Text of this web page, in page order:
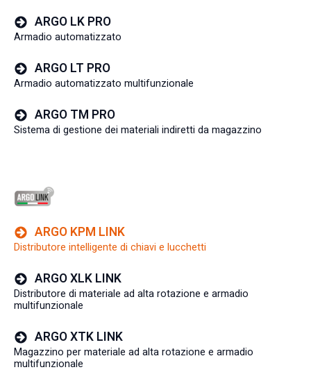
ARGO LK PRO
Armadio automatizzato
ARGO LT PRO
Armadio automatizzato multifunzionale
ARGO TM PRO
Sistema di gestione dei materiali indiretti da magazzino
ARGO KPM LINK
Distributore intelligente di chiavi e lucchetti
ARGO XLK LINK
Distributore di materiale ad alta rotazione e armadio
multifunzionale
ARGO XTK LINK
Magazzino per materiale ad alta rotazione e armadio
multifunzionale